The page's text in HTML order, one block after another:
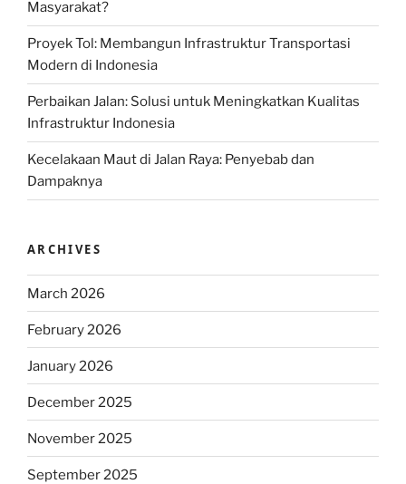
Masyarakat?
Proyek Tol: Membangun Infrastruktur Transportasi
Modern di Indonesia
Perbaikan Jalan: Solusi untuk Meningkatkan Kualitas
Infrastruktur Indonesia
Kecelakaan Maut di Jalan Raya: Penyebab dan
Dampaknya
ARCHIVES
March 2026
February 2026
January 2026
December 2025
November 2025
September 2025